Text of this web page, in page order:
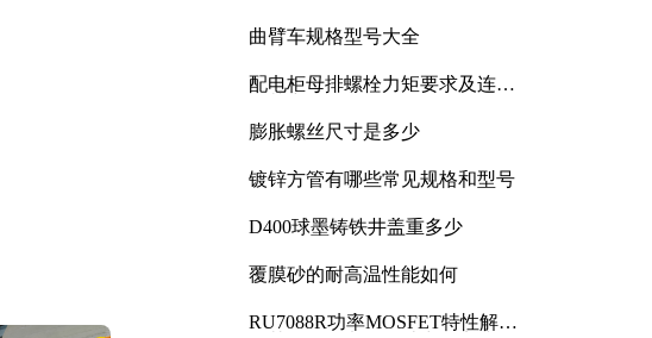
曲臂车规格型号大全
配电柜母排螺栓力矩要求及连接
膨胀螺丝尺寸是多少
镀锌方管有哪些常见规格和型号
D400球墨铸铁井盖重多少
覆膜砂的耐高温性能如何
RU7088R功率MOSFET特性解析